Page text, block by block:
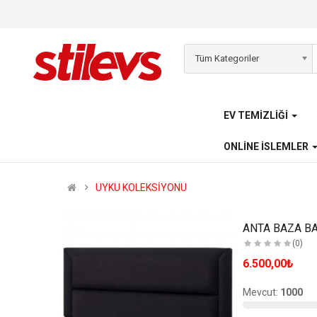
Tüm Kategoriler
EV TEMIZLIĞI
ONLINE İSLEMLER
UYKU KOLEKSİYONU
ANTA BAZA
(0)
6.500,00₺
Mevcut: 1000